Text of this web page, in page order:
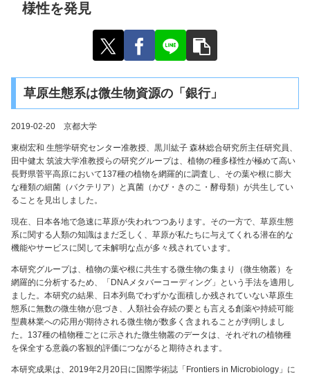
様性を発見
草原生態系は微生物資源の「銀行」
2019-02-20 京都大学
東樹宏和 生態学研究センター准教授、黒川紘子 森林総合研究所主任研究員、
田中健太 筑波大学准教授らの研究グループは、植物の種多様性が極めて高い
長野県菅平高原において137種の植物を網羅的に調査し、その葉や根に膨大
な種類の細菌（バクテリア）と真菌（かび・きのこ・酵母類）が共生してい
ることを見出しました。
現在、日本各地で急速に草原が失われつつあります。その一方で、草原生態
系に関する人類の知識はまだ乏しく、草原が私たちに与えてくれる潜在的な
機能やサービスに関して未解明な点が多々残されています。
本研究グループは、植物の葉や根に共生する微生物の集まり（微生物叢）を
網羅的に分析するため、「DNAメタバーコーディング」という手法を適用し
ました。本研究の結果、日本列島でわずかな面積しか残されていない草原生
態系に無数の微生物が息づき、人類社会存続の要とも言える創薬や持続可能
型農林業への応用が期待される微生物が数多く含まれることが判明しまし
た。137種の植物種ごとに示された微生物叢のデータは、それぞれの植物種
を保全する意義の客観的評価につながると期待されます。
本研究成果は、2019年2月20日に国際学術誌「Frontiers in Microbiology」に